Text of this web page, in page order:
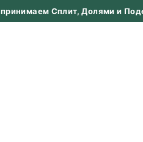
принимаем Сплит, Долями и